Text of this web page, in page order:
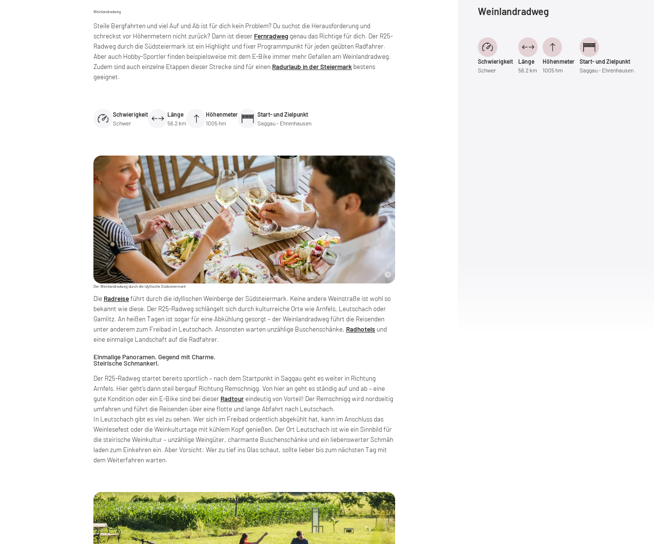
Weinlandradweg
Steile Bergfahrten und viel Auf und Ab ist für dich kein Problem? Du suchst die Herausforderung und
schreckst vor Höhenmetern nicht zurück? Dann ist dieser Fernradweg genau das Richtige für dich. Der R25-
Radweg durch die Südsteiermark ist ein Highlight und fixer Programmpunkt für jeden geübten Radfahrer.
Aber auch Hobby-Sportler finden beispielsweise mit dem E-Bike immer mehr Gefallen am Weinlandradweg.
Zudem sind auch einzelne Etappen dieser Strecke sind für einen Radurlaub in der Steiermark bestens
geeignet.
Schwierigkeit
Schwer
Länge
56.2 km
Höhenmeter
1005 hm
Start- und Zielpunkt
Saggau - Ehrenhausen
Der Weinlandradweg durch die idyllische Südsteiermark
Die Radreiseführt durch die idyllischen Weinberge der Südsteiermark. Keine andere Weinstraße ist wohl so
bekannt wie diese. Der R25-Radweg schlängelt sich durch kulturreiche Orte wie Arnfels, Leutschach oder
Gamlitz. An heißen Tagen ist sogar für eine Abkühlung gesorgt – der Weinlandradweg führt die Reisenden
unter anderem zum Freibad in Leutschach. Ansonsten warten unzählige Buschenschänke, Radhotels und
eine einmalige Landschaft auf die Radfahrer.
Einmalige Panoramen. Gegend mit Charme.
Steirische Schmankerl.
Der R25-Radweg startet bereits sportlich – nach dem Startpunkt in Saggau geht es weiter in Richtung
Arnfels. Hier geht’s dann steil bergauf Richtung Remschnigg. Von hier an geht es ständig auf und ab – eine
gute Kondition oder ein E-Bike sind bei dieser Radtour eindeutig von Vorteil! Der Remschnigg wird nordseitig
umfahren und führt die Reisenden über eine flotte und lange Abfahrt nach Leutschach.
In Leutschach gibt es viel zu sehen. Wer sich im Freibad ordentlich abgekühlt hat, kann im Anschluss das
Weinlesefest oder die Weinkulturtage mit kühlem Kopf genießen. Der Ort Leutschach ist wie ein Sinnbild für
die steirische Weinkultur – unzählige Weingüter, charmante Buschenschänke und ein liebenswerter Schmäh
laden zum Einkehren ein. Aber Vorsicht: Wer zu tief ins Glas schaut, sollte lieber bis zum nächsten Tag mit
dem Weiterfahren warten.
Weinlandradweg
Schwierigkeit
Schwer
Länge
56.2 km
Höhenmeter
1005 hm
Start- und Zielpunkt
Saggau - Ehrenhausen